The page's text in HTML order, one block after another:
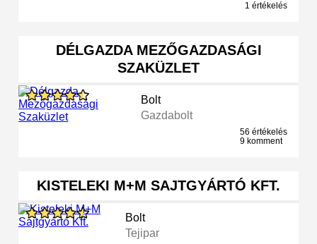
1 értékelés
DÉLGAZDA MEZŐGAZDASÁGI
SZAKÜZLET
Bolt
Gazdabolt
56 értékelés
9 komment
KISTELEKI M+M SAJTGYÁRTÓ KFT.
Bolt
Tejipar